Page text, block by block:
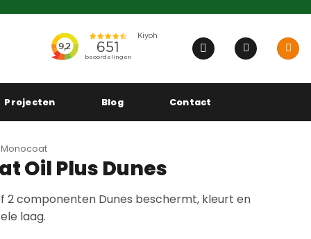
Projecten Blog Contact
Oil Plus Dunes
2 componenten Dunes beschermt, kleurt en
laag.